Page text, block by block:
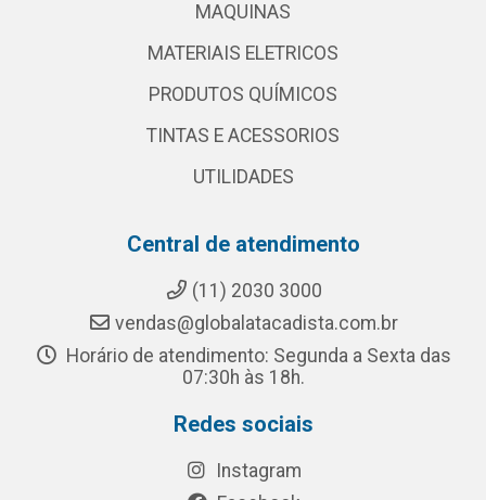
MAQUINAS
MATERIAIS ELETRICOS
PRODUTOS QUÍMICOS
TINTAS E ACESSORIOS
UTILIDADES
Central de atendimento
(11) 2030 3000
vendas@globalatacadista.com.br
Horário de atendimento: Segunda a Sexta das
07:30h às 18h.
Redes sociais
Instagram